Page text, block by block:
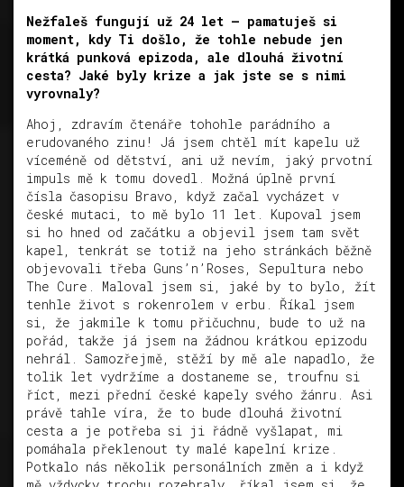
Nežfaleš fungují už 24 let – pamatuješ si
moment, kdy Ti došlo, že tohle nebude jen
krátká punková epizoda, ale dlouhá životní
cesta? Jaké byly krize a jak jste se s nimi
vyrovnaly?
Ahoj, zdravím čtenáře tohohle parádního a
erudovaného zinu! Já jsem chtěl mít kapelu už
víceméně od dětství, ani už nevím, jaký prvotní
impuls mě k tomu dovedl. Možná úplně první
čísla časopisu Bravo, když začal vycházet v
české mutaci, to mě bylo 11 let. Kupoval jsem
si ho hned od začátku a objevil jsem tam svět
kapel, tenkrát se totiž na jeho stránkách běžně
objevovali třeba Guns’n’Roses, Sepultura nebo
The Cure. Maloval jsem si, jaké by to bylo, žít
tenhle život s rokenrolem v erbu. Říkal jsem
si, že jakmile k tomu přičuchnu, bude to už na
pořád, takže já jsem na žádnou krátkou epizodu
nehrál. Samozřejmě, stěží by mě ale napadlo, že
tolik let vydržíme a dostaneme se, troufnu si
říct, mezi přední české kapely svého žánru. Asi
právě tahle víra, že to bude dlouhá životní
cesta a je potřeba si ji řádně vyšlapat, mi
pomáhala překlenout ty malé kapelní krize.
Potkalo nás několik personálních změn a i když